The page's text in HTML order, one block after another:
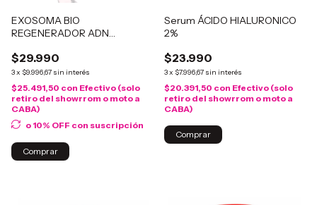
EXOSOMA BIO
REGENERADOR ADN
$29.990
3x $9.996,67 sin interés
$25.491,50 con Efectivo (solo
retiro del showrrom o moto a
CABA)
o 10% OFF con suscripción
Comprar
Serum ÁCIDO HIALURONICO
2%
$23.990
3x $7.996,67 sin interés
$20.391,50 con Efectivo (solo
retiro del showrrom o moto a
CABA)